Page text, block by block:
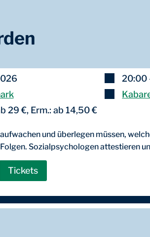
20:00
29 €, Erm.: ab 14,50 €
und überlegen müssen,
Sozialpsychologen attestieren
Tickets